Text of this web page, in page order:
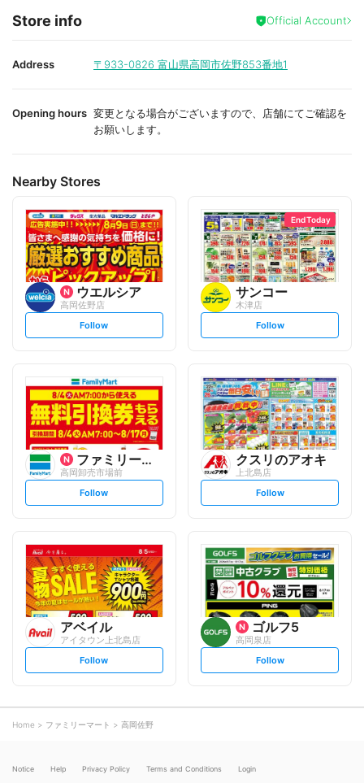
i
t
a
Store info Official Account
Address 〒933-0826 富山県高岡市佐野853番地1
Opening hours 変更となる場合がございますので、店舗にてご確認を
お願いします。
Nearby Stores
ウエルシア
高岡佐野店
s
l
o
w
Follow
End Today
サンコー
木津店
s
l
o
w
Follow
ファミリーマート
高岡卸売市場前
s
l
o
w
Follow
クスリのアオキ
上北島店
s
l
o
w
Follow
アベイル
アイタウン上北島店
s
l
o
Follow
ゴルフ5
高岡泉店
s
l
Follow
Home ファミリーマート 高岡佐野
Notice Help Privacy Policy Terms and Conditions Login